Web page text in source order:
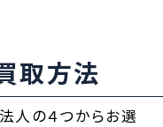
取方法
人の４つからお選